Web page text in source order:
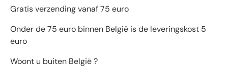
Gratis verzending vanaf 75 euro
Onder de 75 euro binnen België is de leveringskost 5
euro
Woont u buiten België ?